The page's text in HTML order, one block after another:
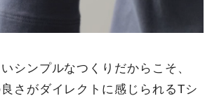
シンプルなつくりだからこそ、
さがダイレクトに感じられるTシ